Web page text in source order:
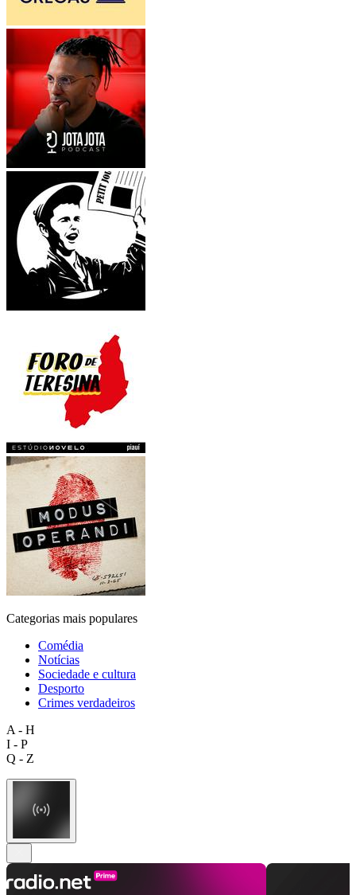
Categorias mais populares
Comédia
Notícias
Sociedade e cultura
Desporto
Crimes verdadeiros
A - H
I - P
Q - Z